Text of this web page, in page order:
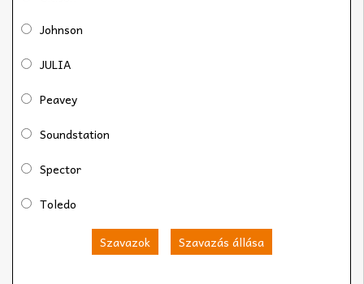
Johnson
JULIA
Peavey
Soundstation
Spector
Toledo
Szavazok Szavazás állása